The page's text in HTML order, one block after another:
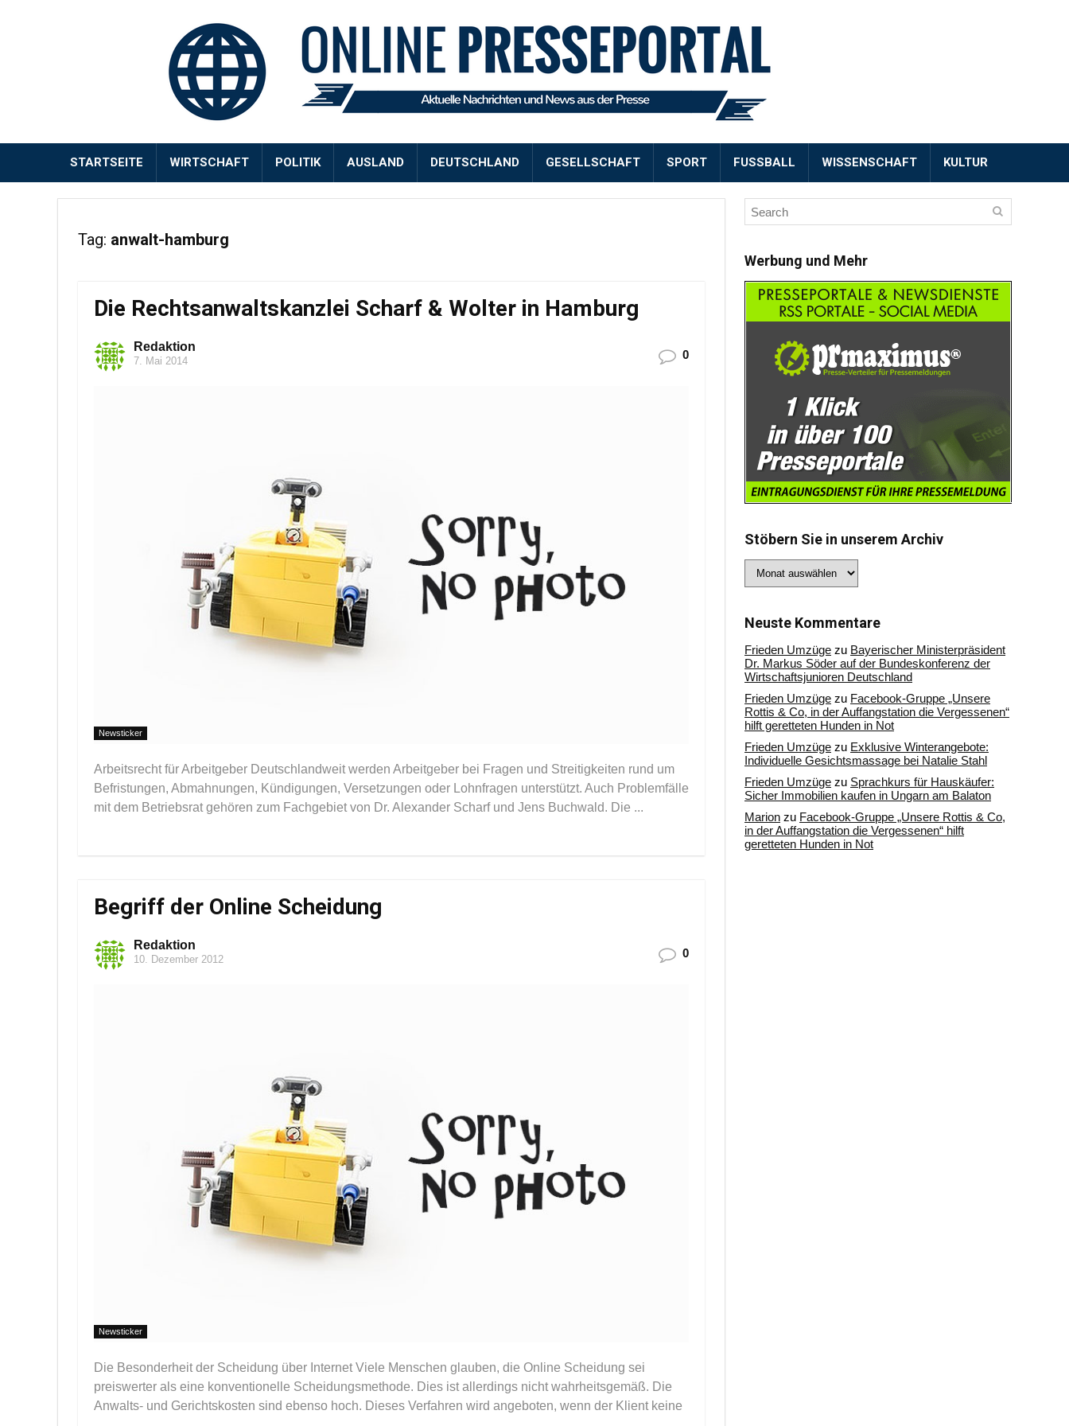
STARTSEITE WIRTSCHAFT POLITIK AUSLAND DEUTSCHLAND GESELLSCHAFT SPORT FUSSBALL WISSENSCHAFT KULTUR
Tag: anwalt-hamburg
Die Rechtsanwaltskanzlei Scharf & Wolter in Hamburg
Redaktion
7. Mai 2014 0
Newsticker
Arbeitsrecht für Arbeitgeber Deutschlandweit werden Arbeitgeber bei Fragen und Streitigkeiten rund um
Befristungen, Abmahnungen, Kündigungen, Versetzungen oder Lohnfragen unterstützt. Auch Problemfälle
mit dem Betriebsrat gehören zum Fachgebiet von Dr. Alexander Scharf und Jens Buchwald. Die ...
Begriff der Online Scheidung
Redaktion
10. Dezember 2012 0
Newsticker
Die Besonderheit der Scheidung über Internet Viele Menschen glauben, die Online Scheidung sei
preiswerter als eine konventionelle Scheidungsmethode. Dies ist allerdings nicht wahrheitsgemäß. Die
Anwalts- und Gerichtskosten sind ebenso hoch. Dieses Verfahren wird angeboten, wenn der Klient keine
Werbung und Mehr
Stöbern Sie in unserem Archiv
Sie
Archiv
Neuste Kommentare
Frieden Umzüge zu Bayerischer Ministerpräsident
Dr. Markus Söder auf der Bundeskonferenz der
Wirtschaftsjunioren Deutschland
Frieden Umzüge zu Facebook-Gruppe „Unsere
Rottis & Co, in der Auffangstation die Vergessenen“
hilft geretteten Hunden in Not
Frieden Umzüge zu Exklusive Winterangebote:
Individuelle Gesichtsmassage bei Natalie Stahl
Frieden Umzüge zu Sprachkurs für Hauskäufer:
Sicher Immobilien kaufen in Ungarn am Balaton
Marion zu Facebook-Gruppe „Unsere Rottis & Co,
in der Auffangstation die Vergessenen“ hilft
geretteten Hunden in Not